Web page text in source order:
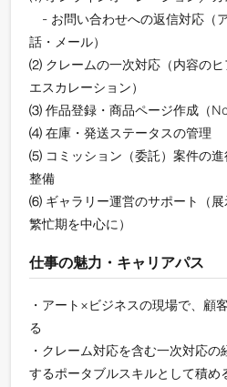
- お問い合わせへの返信対応（
話・メール）
⑵ クレームの一次対応（内容の
エスカレーション）
⑶ 作品登録・商品ページ作成（
⑷ 在庫・発送ステータスの管理
⑸ コミッション（委託）案件の
整備
⑹ ギャラリー運営のサポート（展
繁忙期を中心に）
仕事の魅力・キャリアパス
・アート×ビジネスの現場で、顧
る
・クレーム対応を含む一次対応
するポータブルスキルとして積め